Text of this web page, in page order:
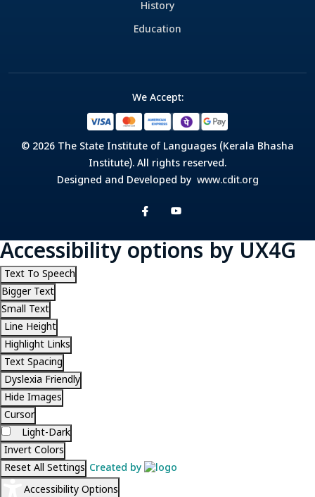
History
Education
We Accept:
© 2026 The State Institute of Languages (Kerala Bhasha
Institute). All rights reserved.
Designed and Developed by www.cdit.org
Accessibility options by UX4G
Text To Speech
Bigger Text
Small Text
Line Height
Highlight Links
Text Spacing
Dyslexia Friendly
Hide Images
Cursor
Light-Dark
Invert Colors
Reset All Settings Created by
Accessibility Options